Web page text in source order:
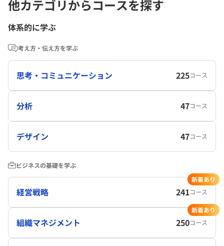
他カテゴリからコースを探す
体系的に学ぶ
考え方・伝え方を学ぶ
思考・コミュニケーション 225コース
分析 47コース
デザイン 47コース
ビジネスの基礎を学ぶ
経営戦略 241コース
新着あり
組織マネジメント 250コース
新着あり